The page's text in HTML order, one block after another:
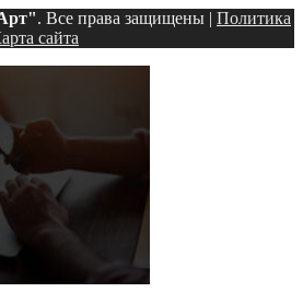
. Все права защищены | Политика
сайта